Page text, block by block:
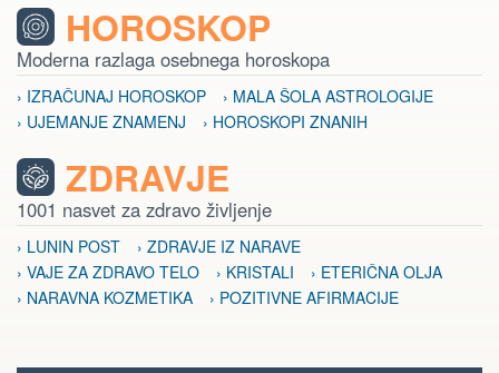
HOROSKOP
Moderna razlaga osebnega horoskopa
› IZRAČUNAJ HOROSKOP
› MALA ŠOLA ASTROLOGIJE
› UJEMANJE ZNAMENJ
› HOROSKOPI ZNANIH
ZDRAVJE
1001 nasvet za zdravo življenje
› LUNIN POST
› ZDRAVJE IZ NARAVE
› VAJE ZA ZDRAVO TELO
› KRISTALI
› ETERIČNA OLJA
› NARAVNA KOZMETIKA
› POZITIVNE AFIRMACIJE